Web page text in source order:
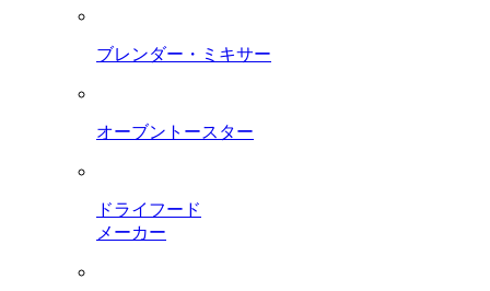
ブレンダー・ミキサー
オーブントースター
ドライフード
メーカー